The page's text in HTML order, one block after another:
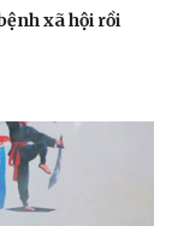
xã hội rồi